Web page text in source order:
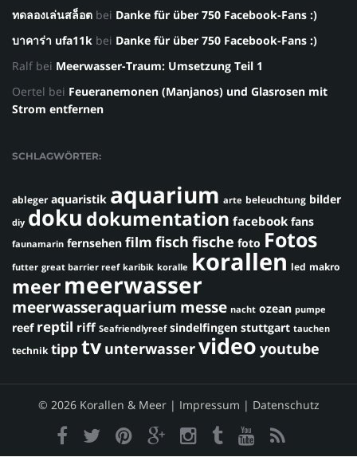
ทดลองเล่นสล็อต bei Danke für über 750 Facebook-Fans :)
บาคาร่า ufa11k bei Danke für über 750 Facebook-Fans :)
Ralf bei Meerwasser-Traum: Umsetzung Teil 1
Oertel bei Feueranemonen (Manjanos) und Glasrosen mit
Strom entfernen
SCHLAGWÖRTER:
ableger aquaristik aquarium arte beleuchtung bilder
diy doku dokumentation facebook fans
faunamarin fernsehen film fisch fische foto Fotos
futter great barrier reef karibik koralle korallen led makro
meermeerwasser
meerwasseraquarium messe nacht ozean pumpe
reef reptil riff Seafriendlyreef sindelfingen stuttgart tauchen
technik tipp tv unterwasservideo youtube
© 2026 Korallen & Meer | Impressum | Datenschutz